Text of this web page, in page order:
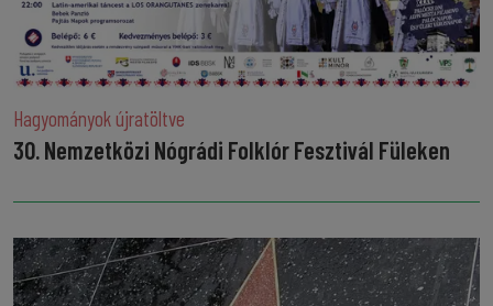
Hagyományok újratöltve
30. Nemzetközi Nógrádi Folklór Fesztivál Füleken